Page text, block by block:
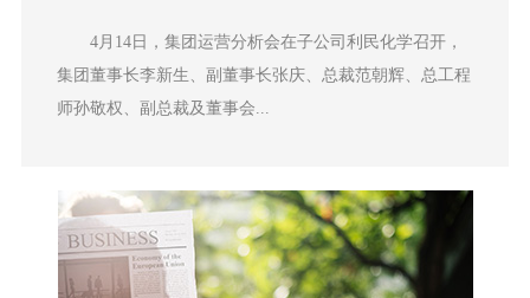
4月14日，集团运营分析会在子公司利民化学召开，
集团董事长李新生、副董事长张庆、总裁范朝辉、总工程
师孙敬权、副总裁及董事会...